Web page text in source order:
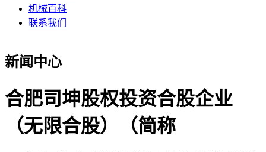
机械百科
联系我们
新闻中心
合肥司坤股权投资合股企业
（无限合股）（简称